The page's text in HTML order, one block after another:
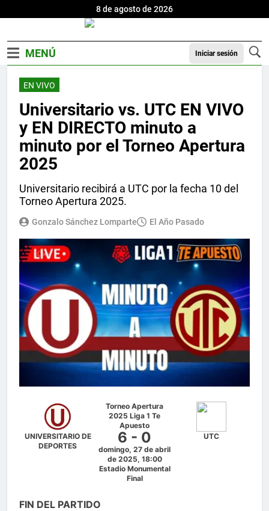
8 de agosto de 2026
Iniciar sesión
EN VIVO
Universitario vs. UTC EN VIVO
y EN DIRECTO minuto a
minuto por el Torneo Apertura
2025
Universitario recibirá a UTC por la fecha 10 del
Torneo Apertura 2025.
Gonzalo Sánchez Lomparte El Año Pasado
UNIVERSITARIO DE
DEPORTES
Torneo Apertura
2025 Liga 1 Te
Apuesto
6 - 0
domingo, 27 de abril
de 2025, 18:00
Estadio Monumental
Final
UTC
FIN DEL PARTIDO